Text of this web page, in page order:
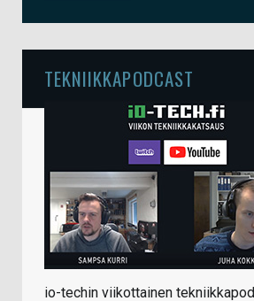
TEKNIIKKAPODCAST
io-techin viikottainen